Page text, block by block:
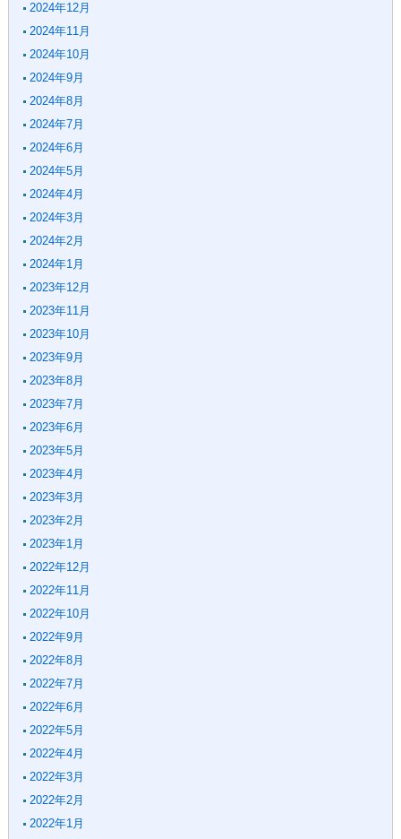
2024年12月
2024年11月
2024年10月
2024年9月
2024年8月
2024年7月
2024年6月
2024年5月
2024年4月
2024年3月
2024年2月
2024年1月
2023年12月
2023年11月
2023年10月
2023年9月
2023年8月
2023年7月
2023年6月
2023年5月
2023年4月
2023年3月
2023年2月
2023年1月
2022年12月
2022年11月
2022年10月
2022年9月
2022年8月
2022年7月
2022年6月
2022年5月
2022年4月
2022年3月
2022年2月
2022年1月